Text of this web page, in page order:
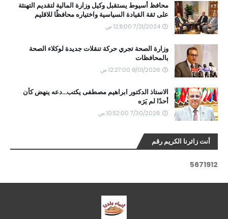
محافظ أسيوط يستقبل وكيل وزارة المالية لتقديم التهنئة
على ثقة القيادة السياسية واختياره محافظًا للاقليم
7/21/2024 12:11:00 ص
وزارة الصحة تجري حركة تنقلات جديدة لوكلاء الصحة
بالمحافظات
8/01/2026 12:27:00 ص
الاستاذ الدكتور ابراهيم مصطفى يكتب...دعه ينهض كأن
أحدًا لم يَرَه
7/30/2026 10:52:00 ص
أنت زائرنا الكريم رقم
5671912